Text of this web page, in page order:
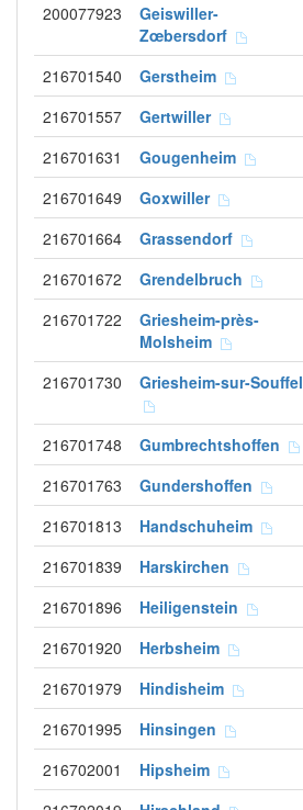
200077923
Geiswiller-
Zœbersdorf
216701540 Gerstheim
216701557 Gertwiller
216701631 Gougenheim
216701649 Goxwiller
216701664 Grassendorf
216701672 Grendelbruch
216701722
Griesheim-près-
Molsheim
216701730 Griesheim-sur-Souffel
216701748 Gumbrechtshoffen
216701763 Gundershoffen
216701813 Handschuheim
216701839 Harskirchen
216701896 Heiligenstein
216701920 Herbsheim
216701979 Hindisheim
216701995 Hinsingen
216702001 Hipsheim